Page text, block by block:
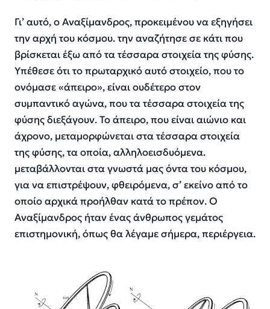
Γι’ αυτό, ο Αναξίμανδρος, προκειμένου να εξηγήσει
την αρχή του κόσμου. την αναζήτησε σε κάτι που
βρίσκεται έξω από τα τέσσαρα στοιχεία της φύσης.
Υπέθεσε ότι το πρωταρχικό αυτό στοιχείο, που το
ονόμασε «άπειρο», είναι ουδέτερο στον
συμπαντικό αγώνα, που τα τέσσαρα στοιχεία της
φύσης διεξάγουν. Το άπειρο, που είναι αιώνιο και
άχρονο, μεταμορφώνεται στα τέσσαρα στοιχεία
της φύσης, τα οποία, αλληλοεισδυόμενα.
μεταβάλλονται στα γνωστά μας όντα του κόσμου,
για να επιστρέψουν, φθειρόμενα, σ’ εκείνο από το
οποίο αρχικά προήλθαν κατά το πρέπον. O
Αναξίμανδρος ήταν ένας άνθρωπος γεμάτος
επιστημονική, όπως θα λέγαμε σήμερα, περιέργεια.